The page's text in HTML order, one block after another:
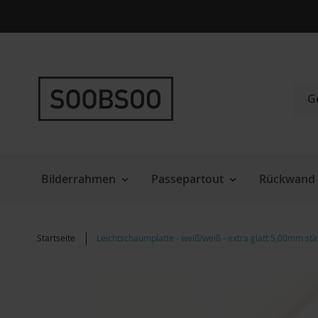
zum
Bilderrahmen Passepartout
Startseite Leichtschaumplatte - weiß/weiß - extra glatt 5,00mm